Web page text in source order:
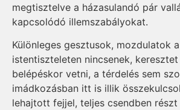
megtisztelve a házasulandó pár
kapcsolódó illemszabályokat.
Különleges gesztusok, mozdulatok
istentiszteleten nincsenek,
belépéskor vetni, a térdelés sem
imádkozásban itt is illik
lehajtott fejjel, teljes csendben részt